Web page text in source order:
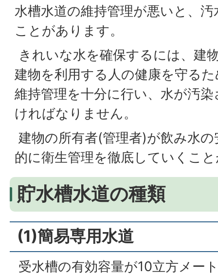
水槽水道の維持管理が悪いと、
ことがあります。
きれいな水を確保するには、建
建物を利用する人の健康を守る
維持管理を十分に行い、水が汚
ければなりません。
建物の所有者(管理者)が飲み水
的に衛生管理を徹底していくこ
貯水槽水道の種類
(1)簡易専用水道
受水槽の有効容量が10立方メー